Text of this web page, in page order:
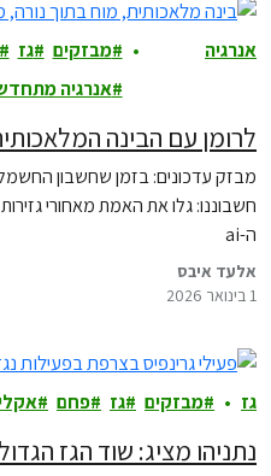
אנרגיה
מבזקים גז
אנרגיה
לרומן עם הבינה
מבזק עדכונים: בזמן שחשבון
ה-ai
אלעד איבס
1 בינואר 2026
גז מבזקים גז פחם
נתניהו מציג: שוד הגז הגדול